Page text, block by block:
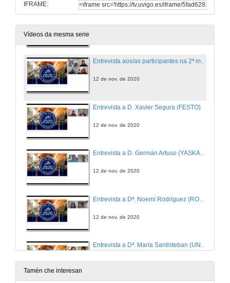
IFRAME:
Vídeos da mesma serie
Entrevista a D. Ramón Quirós (PHOENIX CONTACT)
Entrevista aos/as participantes na 2ª mesa redonda "Automatización e Robótica na Industria 4.0"
12 de nov. de 2020
Entrevista a D. Xavier Segura (FESTO)
12 de nov. de 2020
Entrevista a D. Germán Artuso (YASKAWA)
12 de nov. de 2020
12 de nov. de 2020
Entrevista a Dª. María Santisteban (UNIVERSAL ROBOTS)
12 de nov. de 2020
Tamén che interesan